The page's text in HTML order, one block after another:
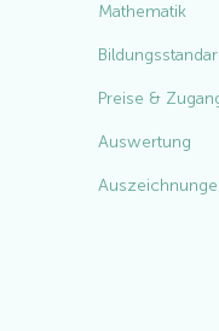
Mathematik
Preise &
Auswertung